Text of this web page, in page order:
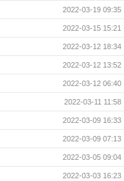
2022-03-19 09:35
2022-03-15 15:21
2022-03-12 18:34
2022-03-12 13:52
2022-03-12 06:40
2022-03-11 11:58
2022-03-09 16:33
2022-03-09 07:13
2022-03-05 09:04
2022-03-03 16:23